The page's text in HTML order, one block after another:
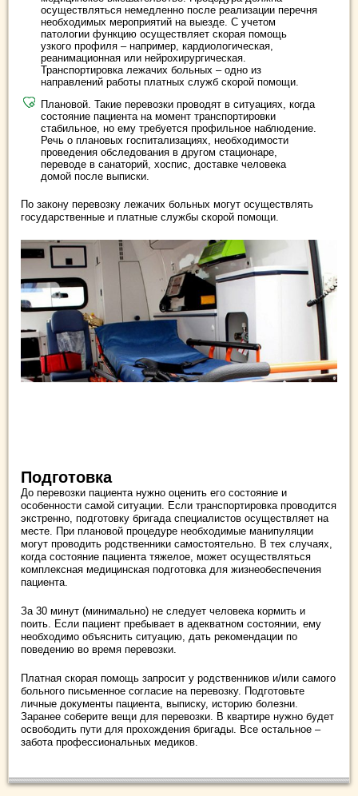
осуществляться немедленно после реализации перечня
необходимых мероприятий на выезде. С учетом
патологии функцию осуществляет скорая помощь
узкого профиля – например, кардиологическая,
реанимационная или нейрохирургическая.
Транспортировка лежачих больных – одно из
направлений работы платных служб скорой помощи.
Плановой. Такие перевозки проводят в ситуациях, когда
состояние пациента на момент транспортировки
стабильное, но ему требуется профильное наблюдение.
Речь о плановых госпитализациях, необходимости
проведения обследования в другом стационаре,
переводе в санаторий, хоспис, доставке человека
домой после выписки.
По закону перевозку лежачих больных могут осуществлять
государственные и платные службы скорой помощи.
Подготовка
До перевозки пациента нужно оценить его состояние и
особенности самой ситуации. Если транспортировка проводится
экстренно, подготовку бригада специалистов осуществляет на
месте. При плановой процедуре необходимые манипуляции
могут проводить родственники самостоятельно. В тех случаях,
когда состояние пациента тяжелое, может осуществляться
комплексная медицинская подготовка для жизнеобеспечения
пациента.
За 30 минут (минимально) не следует человека кормить и
поить. Если пациент пребывает в адекватном состоянии, ему
необходимо объяснить ситуацию, дать рекомендации по
поведению во время перевозки.
Платная скорая помощь запросит у родственников и/или самого
больного письменное согласие на перевозку. Подготовьте
личные документы пациента, выписку, историю болезни.
Заранее соберите вещи для перевозки. В квартире нужно будет
освободить пути для прохождения бригады. Все остальное –
забота профессиональных медиков.